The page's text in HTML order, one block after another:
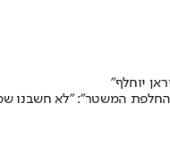
יוחלף"
המשטר": "לא חשבנו